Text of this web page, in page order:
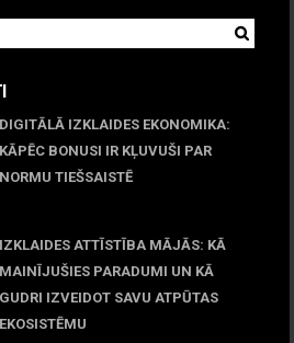
DIGITĀLĀ IZKLAIDES EKONOMIKA:
KĀPĒC BONUSI IR KĻUVUŠI PAR
NORMU TIEŠSAISTĒ
IZKLAIDES ATTĪSTĪBA MĀJĀS: KĀ
MAINĪJUŠIES PARADUMI UN KĀ
GUDRI IZVEIDOT SAVU ATPŪTAS
EKOSISTĒMU